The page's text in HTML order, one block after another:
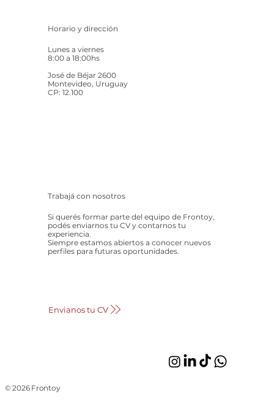
© 2026 Frontoy
Horario y dirección
Lunes a viernes
8:00 a 18:00hs
José de Béjar 2600
Montevideo, Uruguay
CP: 12.100
Trabajá con nosotros
Si querés formar parte del equipo de Frontoy,
podés enviarnos tu CV y contarnos tu
experiencia.
Siempre estamos abiertos a conocer nuevos
perfiles para futuras oportunidades.
Envianos tu CV